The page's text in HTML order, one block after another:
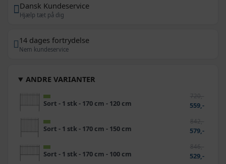
Dansk Kundeservice
Hjælp tæt på dig
14 dages fortrydelse
Nem kundeservice
ANDRE VARIANTER
Sort - 1 stk - 170 cm - 120 cm
720,-
559,-
Sort - 1 stk - 170 cm - 150 cm
842,-
579,-
Sort - 1 stk - 170 cm - 100 cm
846,-
529,-